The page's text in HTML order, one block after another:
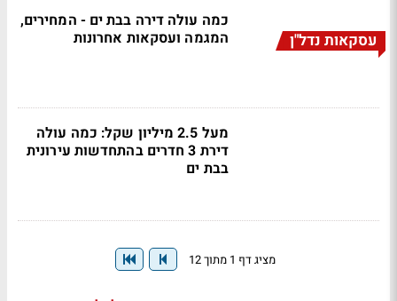
עסקאות נדל"ן
כמה עולה דירה בבת ים - המחירים,
המגמה ועסקאות אחרונות
מעל 2.5 מיליון שקל: כמה עולה
דירת 3 חדרים בהתחדשות עירונית
בבת ים
מציג דף 1 מתוך 12